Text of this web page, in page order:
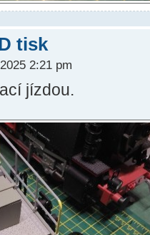
tisk
2:21 pm
jízdou.